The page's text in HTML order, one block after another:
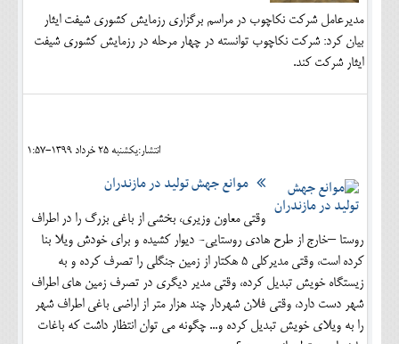
مدیرعامل شرکت نکاچوب در مراسم برگزاری رزمایش کشوری شیفت ایثار
بیان کرد: شرکت نکاچوب توانسته در چهار مرحله در رزمایش کشوری شیفت
ایثار شرکت کند.
انتشار:يکشنبه 25 خرداد 1399-1:57
موانع جهش تولید در مازندران
وقتی معاون وزیری، بخشی از باغی بزرگ را در اطراف
روستا –خارج از طرح هادی روستایی- دیوار کشیده و برای خودش ویلا بنا
کرده است، وقتی مدیرکلی 5 هکتار از زمین جنگلی را تصرف کرده و به
زیستگاه خویش تبدیل کرده، وقتی مدیر دیگری در تصرف زمین های اطراف
شهر دست دارد، وقتی فلان شهردار چند هزار متر از اراضی باغی اطراف شهر
را به ویلای خویش تبدیل کرده و... چگونه می توان انتظار داشت که باغات